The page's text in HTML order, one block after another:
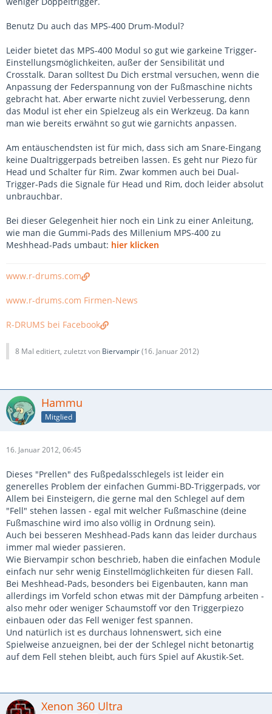
Benutz Du auch das MPS-400 Drum-Modul?
Leider bietet das MPS-400 Modul so gut wie garkeine Trigger-
Einstellungsmöglichkeiten, außer der Sensibilität und
Crosstalk. Daran solltest Du Dich erstmal versuchen, wenn die
Anpassung der Federspannung von der Fußmaschine nichts
gebracht hat. Aber erwarte nicht zuviel Verbesserung, denn
das Modul ist eher ein Spielzeug als ein Werkzeug. Da kann
man wie bereits erwähnt so gut wie garnichts anpassen.
Am entäuschendsten ist für mich, dass sich am Snare-Eingang
keine Dualtriggerpads betreiben lassen. Es geht nur Piezo für
Head und Schalter für Rim. Zwar kommen auch bei Dual-
Trigger-Pads die Signale für Head und Rim, doch leider absolut
unbrauchbar.
Bei dieser Gelegenheit hier noch ein Link zu einer Anleitung,
wie man die Gummi-Pads des Millenium MPS-400 zu
Meshhead-Pads umbaut: hier klicken
www.r-drums.com
www.r-drums.com Firmen-News
R-DRUMS bei Facebook
8 Mal editiert, zuletzt von Biervampir(16. Januar 2012)
Hammu
Mitglied
16. Januar 2012, 06:45
Dieses "Prellen" des Fußpedalsschlegels ist leider ein
generelles Problem der einfachen Gummi-BD-Triggerpads, vor
Allem bei Einsteigern, die gerne mal den Schlegel auf dem
"Fell" stehen lassen - egal mit welcher Fußmaschine (deine
Fußmaschine wird imo also völlig in Ordnung sein).
Auch bei besseren Meshhead-Pads kann das leider durchaus
immer mal wieder passieren.
Wie Biervampir schon beschrieb, haben die einfachen Module
einfach nur sehr wenig Einstellmöglichkeiten für diesen Fall.
Bei Meshhead-Pads, besonders bei Eigenbauten, kann man
allerdings im Vorfeld schon etwas mit der Dämpfung arbeiten -
also mehr oder weniger Schaumstoff vor den Triggerpiezo
einbauen oder das Fell weniger fest spannen.
Und natürlich ist es durchaus lohnenswert, sich eine
Spielweise anzueignen, bei der der Schlegel nicht betonartig
auf dem Fell stehen bleibt, auch fürs Spiel auf Akustik-Set.
Xenon 360 Ultra